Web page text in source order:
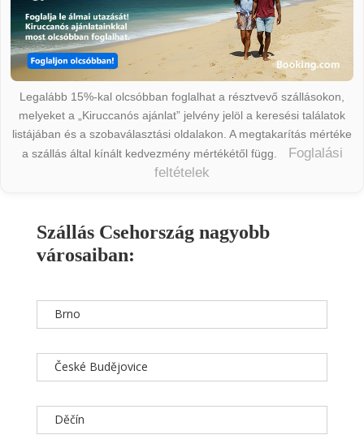
Legalább 15%-kal olcsóbban foglalhat a résztvevő szállásokon,
melyeket a „Kiruccanós ajánlat” jelvény jelöl a keresési találatok
listájában és a szobaválasztási oldalakon. A megtakarítás mértéke
a szállás által kínált kedvezmény mértékétől függ.
Foglalási
feltételek
Szállás Csehország nagyobb
városaiban:
Brno
České Budějovice
Děčín